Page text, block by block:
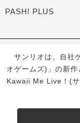
PASH! PLUS
サンリオは、自社
オゲームズ)」の新
Kawaii Me Live！(サ